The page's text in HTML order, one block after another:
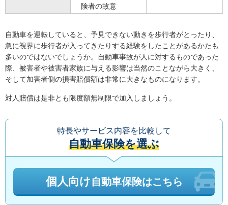
険者の故意
自動車を運転していると、予見できない動きを歩行者がとったり、
急に視界に歩行者が入ってきたりする経験をしたことがあるかたも
多いのではないでしょうか。自動車事故が人に対するものであった
際、被害者や被害者家族に与える影響は当然のことながら大きく、
そして加害者側の損害賠償額は非常に大きなものになります。
対人賠償は是非とも限度額無制限で加入しましょう。
特長やサービス内容を比較して
自動車保険を選ぶ
個人向け自動車保険はこちら